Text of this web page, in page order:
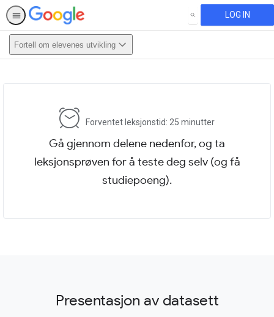
SEARCH LOG IN
Fortell om elevenes utvikling
Forventet leksjonstid: 25 minutter
Gå gjennom delene nedenfor, og ta
leksjonsprøven for å teste deg selv (og få
studiepoeng).
Presentasjon av datasett